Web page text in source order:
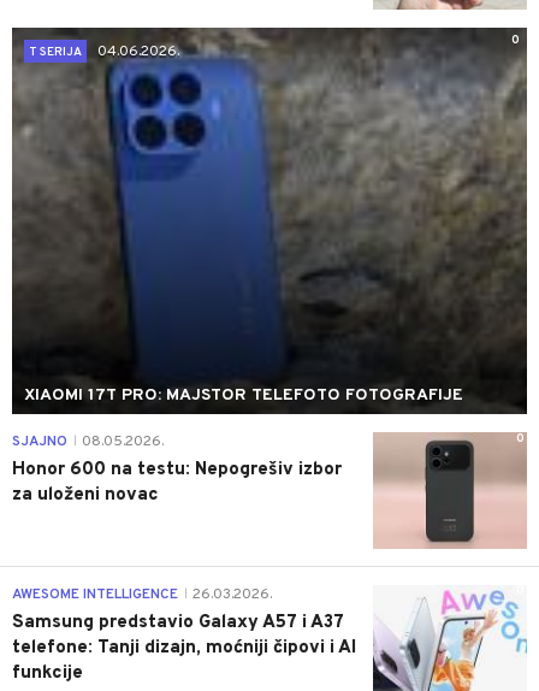
0
T SERIJA
04.06.2026.
XIAOMI 17T PRO: MAJSTOR TELEFOTO FOTOGRAFIJE
0
SJAJNO 08.05.2026.
Honor 600 na testu: Nepogrešiv izbor
za uloženi novac
AWESOME INTELLIGENCE 26.03.2026.
Samsung predstavio Galaxy A57 i A37
telefone: Tanji dizajn, moćniji čipovi i AI
funkcije